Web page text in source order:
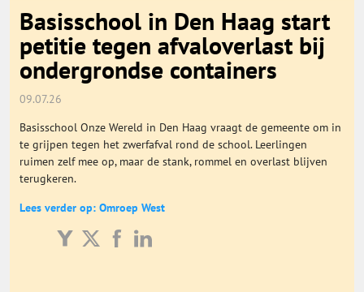
Algemeen
Basisonderwijs
Basisschool in Den Haag start
petitie tegen afvaloverlast bij
ondergrondse containers
09.07.26
Basisschool Onze Wereld in Den Haag vraagt de gemeente om in
te grijpen tegen het zwerfafval rond de school. Leerlingen
ruimen zelf mee op, maar de stank, rommel en overlast blijven
terugkeren.
Lees verder op: Omroep West